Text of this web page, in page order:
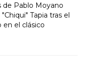
de Pablo Moyano
Tapia tras el
en el clásico